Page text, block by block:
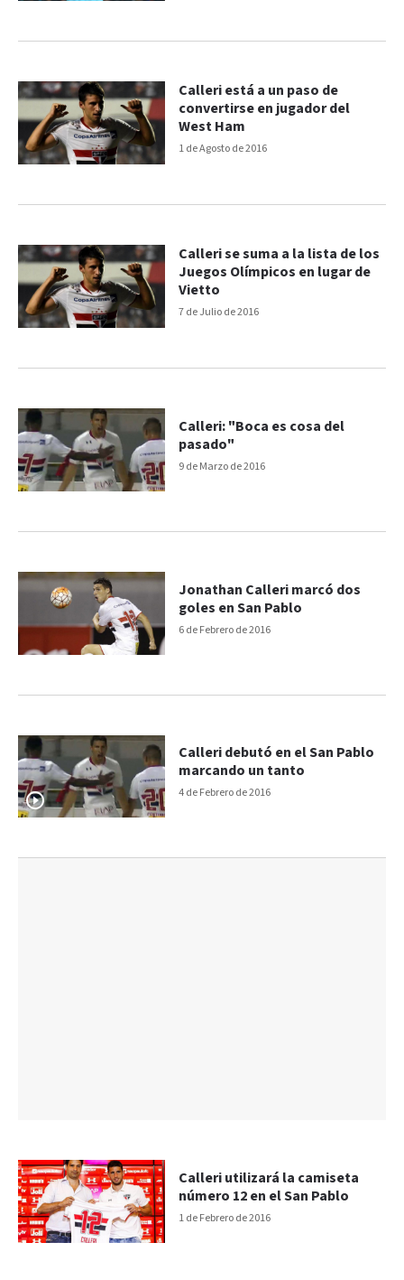
1 de Agosto de 2016
Calleri está a un paso de
convertirse en jugador del
West Ham
7 de Julio de 2016
Calleri se suma a la lista de los
Juegos Olímpicos en lugar de
Vietto
9 de Marzo de 2016
Calleri: "Boca es cosa del
pasado"
6 de Febrero de 2016
Jonathan Calleri marcó dos
goles en San Pablo
4 de Febrero de 2016
Calleri debutó en el San Pablo
marcando un tanto
1 de Febrero de 2016
Calleri utilizará la camiseta
número 12 en el San Pablo